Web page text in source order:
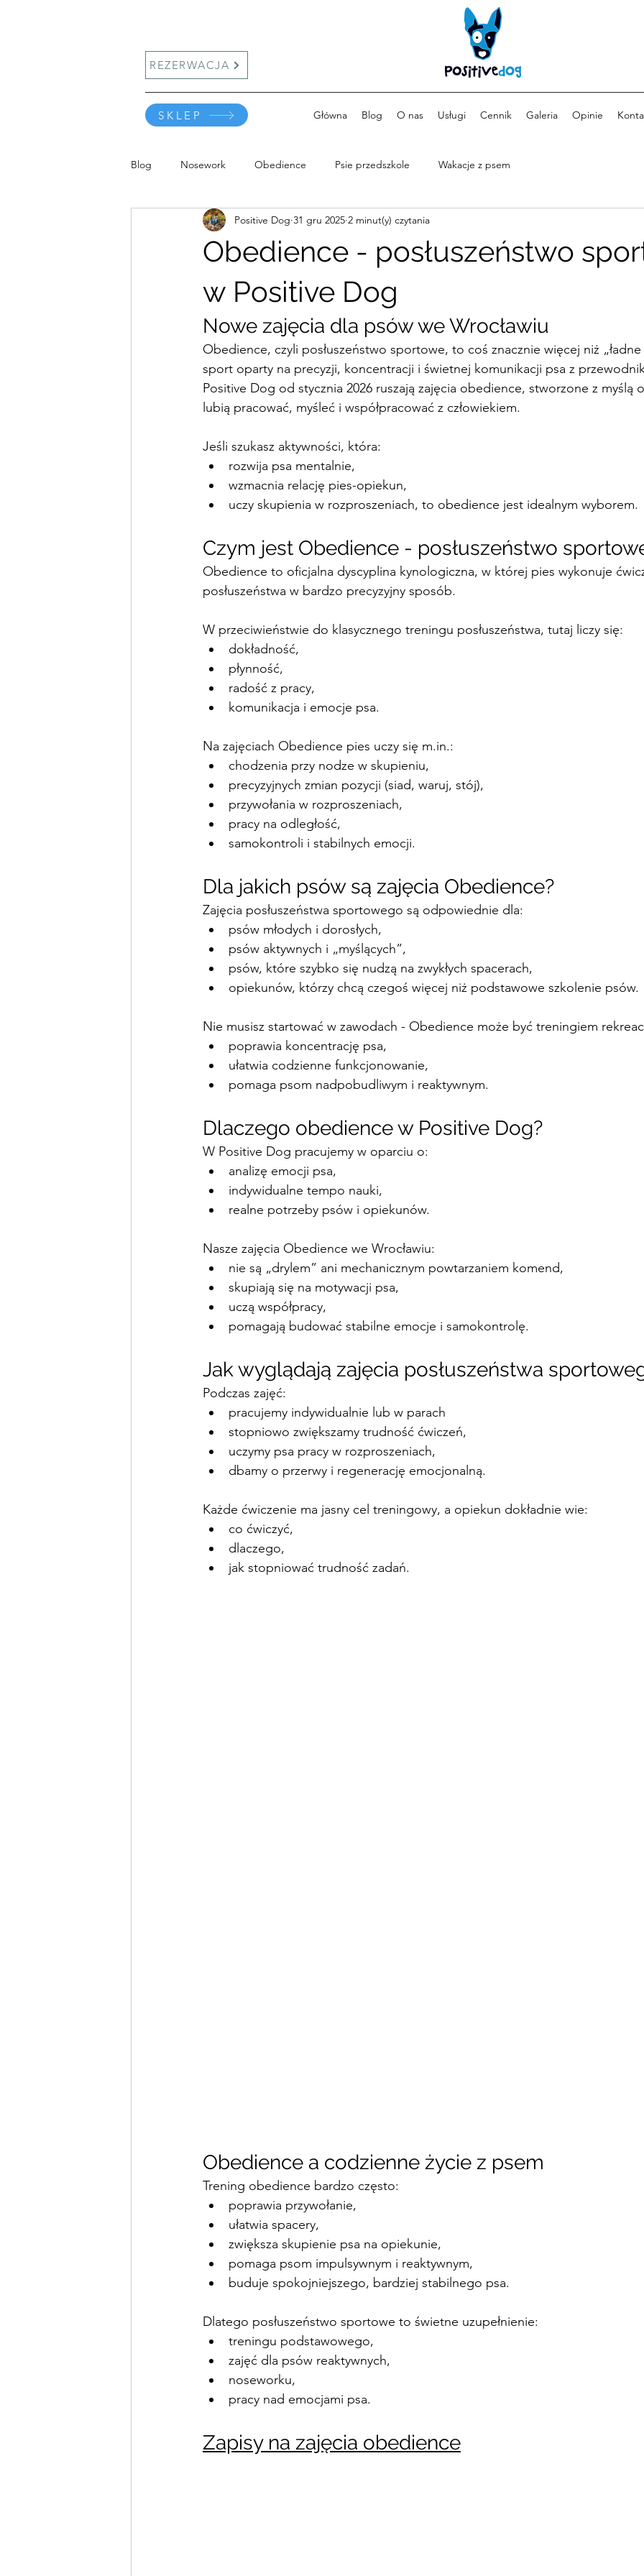
REZERWACJA
Główna Blog O nas Usługi Cennik Galeria Opinie
SKLEP
Blog Nosework Obedience Psie przedszkole Wakacje z psem
Obedience - posłuszeństwo
w Positive Dog
Positive Dog 31 gru 2025 2 minut(y) czytania
Nowe zajęcia dla psów we Wrocławiu
Obedience, czyli posłuszeństwo sportowe, to coś znacznie więcej niż
sport oparty na precyzji, koncentracji i świetnej komunikacji psa z
Positive Dog od stycznia 2026 ruszają zajęcia obedience, stworzone z myślą
lubią pracować, myśleć i współpracować z człowiekiem.
Jeśli szukasz aktywności, która:
rozwija psa mentalnie,
wzmacnia relację pies-opiekun,
uczy skupienia w rozproszeniach, to obedience jest idealnym wyborem.
Czym jest Obedience - posłuszeństwo
Obedience to oficjalna dyscyplina kynologiczna, w której pies wykonuje
posłuszeństwa w bardzo precyzyjny sposób.
W przeciwieństwie do klasycznego treningu posłuszeństwa, tutaj liczy się:
dokładność,
płynność,
radość z pracy,
komunikacja i emocje psa.
Na zajęciach Obedience pies uczy się m.in.:
chodzenia przy nodze w skupieniu,
precyzyjnych zmian pozycji (siad, waruj, stój),
przywołania w rozproszeniach,
pracy na odległość,
samokontroli i stabilnych emocji.
Dla jakich psów są zajęcia Obedience?
Zajęcia posłuszeństwa sportowego są odpowiednie dla:
psów młodych i dorosłych,
psów aktywnych i „myślących”,
psów, które szybko się nudzą na zwykłych spacerach,
opiekunów, którzy chcą czegoś więcej niż podstawowe szkolenie psów.
Nie musisz startować w zawodach - Obedience może być treningiem
poprawia koncentrację psa,
ułatwia codzienne funkcjonowanie,
pomaga psom nadpobudliwym i reaktywnym.
Dlaczego obedience w Positive Dog?
W Positive Dog pracujemy w oparciu o:
analizę emocji psa,
indywidualne tempo nauki,
realne potrzeby psów i opiekunów.
Nasze zajęcia Obedience we Wrocławiu:
nie są „drylem” ani mechanicznym powtarzaniem komend,
skupiają się na motywacji psa,
uczą współpracy,
pomagają budować stabilne emocje i samokontrolę.
Jak wyglądają zajęcia posłuszeństwa
Podczas zajęć:
pracujemy indywidualnie lub w parach
stopniowo zwiększamy trudność ćwiczeń,
uczymy psa pracy w rozproszeniach,
dbamy o przerwy i regenerację emocjonalną.
Każde ćwiczenie ma jasny cel treningowy, a opiekun dokładnie wie:
co ćwiczyć,
dlaczego,
jak stopniować trudność zadań.
Obedience a codzienne życie z psem
Trening obedience bardzo często:
poprawia przywołanie,
ułatwia spacery,
zwiększa skupienie psa na opiekunie,
pomaga psom impulsywnym i reaktywnym,
buduje spokojniejszego, bardziej stabilnego psa.
Dlatego posłuszeństwo sportowe to świetne uzupełnienie:
treningu podstawowego,
zajęć dla psów reaktywnych,
noseworku,
pracy nad emocjami psa.
Zapisy na zajęcia obedience